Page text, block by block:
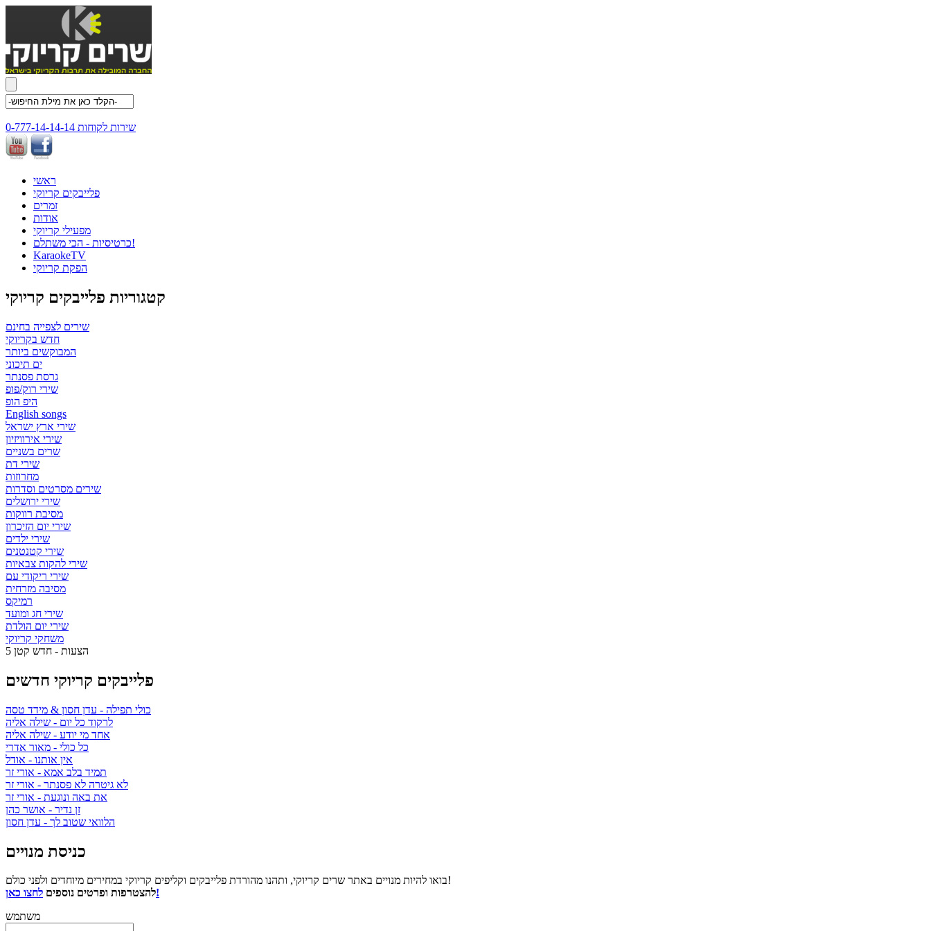
שירות לקוחות 0-777-14-14-14
ראשי
פלייבקים קריוקי
זמרים
אודות
מפעילי קריוקי
כרטיסיות - הכי משתלם!
KaraokeTV
הפקת קריוקי
קטגוריות פלייבקים קריוקי
שירים לצפייה בחינם
חדש בקריוקי
המבוקשים ביותר
ים תיכוני
גרסת פסנתר
שירי רוק/פופ
היפ הופ
English songs
שירי ארץ ישראל
שירי אירוויזיון
שרים בשניים
שירי דת
מחרוזות
שירים מסרטים וסדרות
שירי ירושלים
מסיבת רווקות
שירי יום הזיכרון
שירי ילדים
שירי קטנטנים
שירי להקות צבאיות
שירי ריקודי עם
מסיבה מזרחית
רמיקס
שירי חג ומועד
שירי יום הולדת
משחקי קריוקי
5 הצעות - חדש קטן
פלייבקים קריוקי חדשים
כולי תפילה - עדן חסון & מידד טסה
לרקוד כל יום - שילה אליה
אחד מי יודע - שילה אליה
כל כולי - מאור אדרי
אין אותנו - אודל
תמיד בלב אמא - אורי זר
לא גיטרה לא פסנתר - אורי זר
את באה ונוגעת - אורי זר
זן נדיר - אושר כהן
הלוואי שטוב לך - עדן חסון
כניסת מנויים
בואו להיות מנויים באתר שרים קריוקי, ותהנו מהורדת פלייבקים וקליפים קריוקי במחירים מיוחדים ולפני כולם!
להצטרפות ופרטים נוספיםלחצו כאן!
משתמש